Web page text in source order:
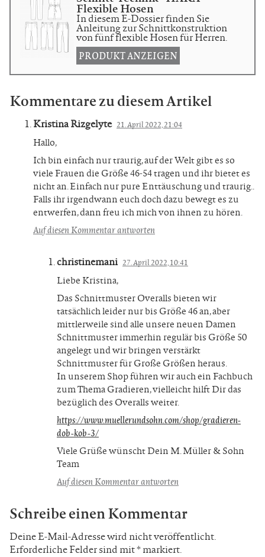
Flexible Hosen
In diesem E-Dossier finden Sie
Anleitung zur Schnittkonstruktion
von fünf flexible Hosen für Herren.
PRODUKT ANZEIGEN
Kommentare zu diesem Artikel
Kristina Rizgelyte 21. April 2022, 21:04
Hallo,
Ich bin einfach nur traurig, auf der Welt gibt es so
viele Frauen die Größe 46-54 tragen und ihr bietet es
nicht an. Einfach nur pure Enttäuschung und traurig..
Falls ihr irgendwann euch doch dazu bewegt es zu
entwerfen, dann freu ich mich von ihnen zu hören.
Auf diesen Kommentar antworten
christinemani 27. April 2022, 10:41
Liebe Kristina,
Das Schnittmuster Overalls bieten wir
tatsächlich leider nur bis Größe 46 an, aber
mittlerweile sind alle unsere neuen Damen
Schnittmuster immerhin regulär bis Größe 50
angelegt und wir bringen verstärkt
Schnittmuster für Große Größen heraus.
In unserem Shop führen wir auch ein Fachbuch
zum Thema Gradieren, vielleicht hilft Dir das
bezüglich des Overalls weiter.
https://www.muellerundsohn.com/shop/gradieren-
dob-kob-3/
Viele Grüße wünscht Dein M. Müller & Sohn
Team
Auf diesen Kommentar antworten
Schreibe einen Kommentar
Deine E-Mail-Adresse wird nicht veröffentlicht.
Erforderliche Felder sind mit*markiert.